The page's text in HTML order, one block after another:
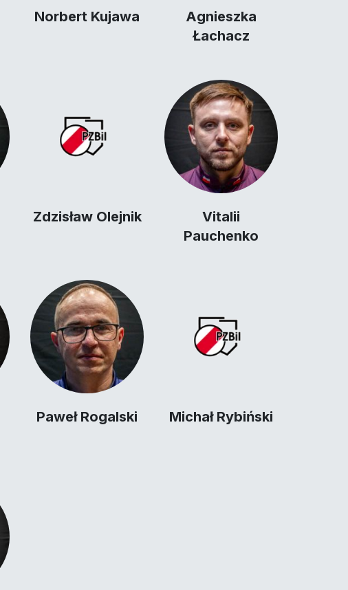
Norbert Kujawa
Agnieszka
Łachacz
Zdzisław Olejnik
Vitalii
Pauchenko
Paweł Rogalski Michał Rybiński